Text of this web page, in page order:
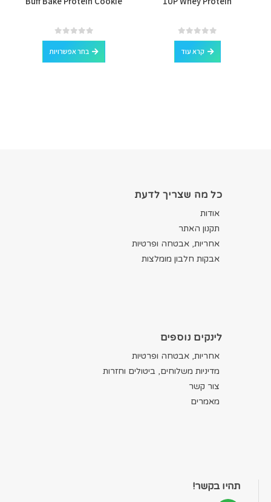
0
out of 5
קרא עוד
0
out of 5
בחר אפשרויות
למוצר זה יש מספר סוגים. ניתן לבחור את האפשרויות בעמוד המוצר
כל מה שצריך לדעת
אודות
תקנון האתר
אחריות, אבטחה ופרטיות
אבקות חלבון מומלצות
לינקים נוספים
אחריות, אבטחה ופרטיות
מדיניות משלוחים, ביטולים וחזרות
צור קשר
מאמרים
תהיו בקשר!